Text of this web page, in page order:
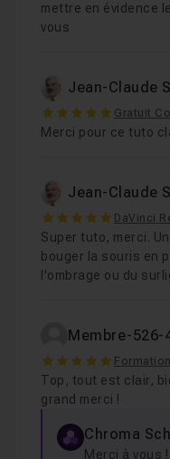
mettre en évidence
vous
Jean-Claude
5 Gratuit
Merci pour ce tuto
Jean-Claude
5 DaVinci
Super tuto, merci.
bouger la souris en
l'ombrage ou du
Membre-526-
5
Top, tout est clair,
grand merci !
Chroma
Merci à vous !